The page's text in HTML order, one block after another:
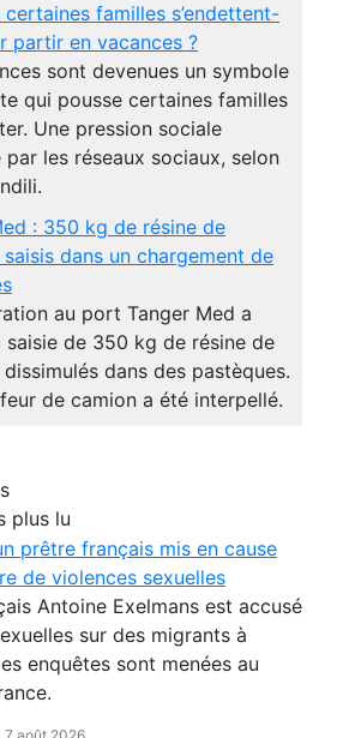
certaines familles s’endettent-
partir en vacances ?
sont devenues un symbole
qui pousse certaines familles
Une pression sociale
les réseaux sociaux, selon
: 350 kg de résine de
dans un chargement de
au port Tanger Med a
saisie de 350 kg de résine de
dans des pastèques.
de camion a été interpellé.
plus lu
prêtre français mis en cause
de violences sexuelles
Antoine Exelmans est accusé
sur des migrants à
enquêtes sont menées au